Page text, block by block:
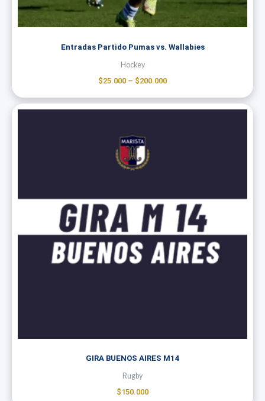
Entradas Partido Pumas vs. Wallabies
Hockey
$25.000 – $200.000
GIRA BUENOS AIRES M14
Rugby
$150.000